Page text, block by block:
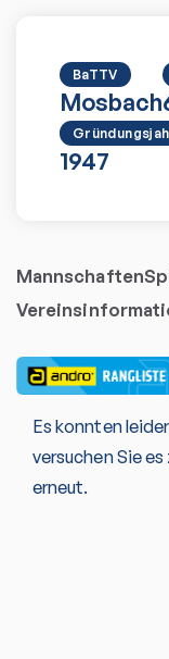
BaTTV
Mosbach
1947
Mannschaften
Es konnten
versuchen Sie
erneut.